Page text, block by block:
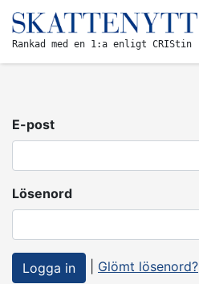
Rankad med en 1:a enligt CRIStin
E-post
Lösenord
Glömt lösenord?